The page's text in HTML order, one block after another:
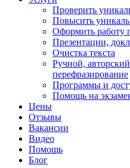
Проверить
Повысить
Оформить
Презентации,
Очистка текста
Ручной,
перефразирование
Программы и
Помощь на
Цены
Отзывы
Вакансии
Видео
Помощь
Блог